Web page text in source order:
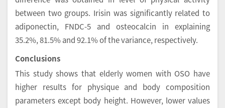
between two groups. Irisin was significantly related to
adiponectin, FNDC-5 and osteocalcin in explaining
35.2%, 81.5% and 92.1% of the variance, respectively.
Conclusions
This study shows that elderly women with OSO have
higher results for physique and body composition
parameters except body height. However, lower values